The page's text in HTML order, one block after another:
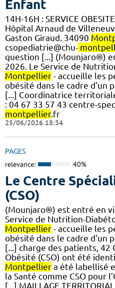
Enfant
14H-16H : SERVICE OBESITE
Hôpital Arnaud de
Gaston Giraud. 34090
csopediatrie@chu-
question [...] (Mounjaro®)
2026. Le Service de
Montpellier - accueille les
obésité dans le cadre d'un
[...] Coordinatrice
: 04 67 33 57 43 centre-
montpellier.fr
25/06/2026 18:34
PAGES
relevance: 40%
Le Centre
(CSO)
(Mounjaro®) est entré en
Service de Nutrition-
Montpellier - accueille les
obésité dans le cadre d'un
[...] charge des patients, 42
Obésité (CSO) ont été
Montpellier a été labellisé
la Santé comme CSO pour
[...] MAILLAGE